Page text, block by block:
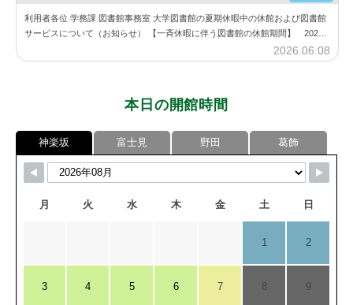
2026.06.08
利用者各位 学務課 図書館事務室 大学図書館の夏期休暇中の休館および図書館
サービスについて（お知らせ） 【一斉休暇に伴う図書館の休館期間】 2026
年8月11日（火） ～ 2026年8月23日（日） 詳細は、大学図書館…
本日の開館時間
神楽坂 富士見 野田 葛飾
月 火 水 木 金 土 日
1 2
3 4 5 6 7 8 9